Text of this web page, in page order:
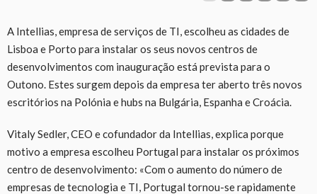
A Intellias, empresa de serviços de TI, escolheu as cidades de
Lisboa e Porto para instalar os seus novos centros de
desenvolvimentos com inauguração está prevista para o
Outono. Estes surgem depois da empresa ter aberto três novos
escritórios na Polónia e hubs na Bulgária, Espanha e Croácia.
Vitaly Sedler, CEO e cofundador da Intellias, explica porque
motivo a empresa escolheu Portugal para instalar os próximos
centro de desenvolvimento: «Com o aumento do número de
empresas de tecnologia e TI, Portugal tornou-se rapidamente